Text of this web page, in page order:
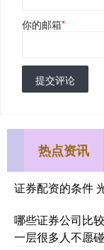
你的邮箱*
提交评论
热点资讯
证券配资的条件
哪些证券公司比
一层很多人不愿